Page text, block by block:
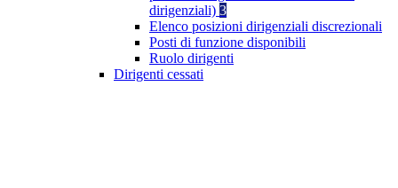
dirigenziali) 3
Elenco posizioni dirigenziali discrezionali
Posti di funzione disponibili
Ruolo dirigenti
Dirigenti cessati